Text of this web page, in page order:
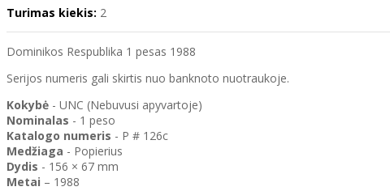
Turimas kiekis: 2
Dominikos Respublika 1 pesas 1988
Serijos numeris gali skirtis nuo banknoto nuotraukoje.
Kokybė - UNC (Nebuvusi apyvartoje)
Nominalas - 1 peso
Katalogo numeris - P # 126c
Medžiaga - Popierius
Dydis - 156 × 67 mm
Metai – 1988